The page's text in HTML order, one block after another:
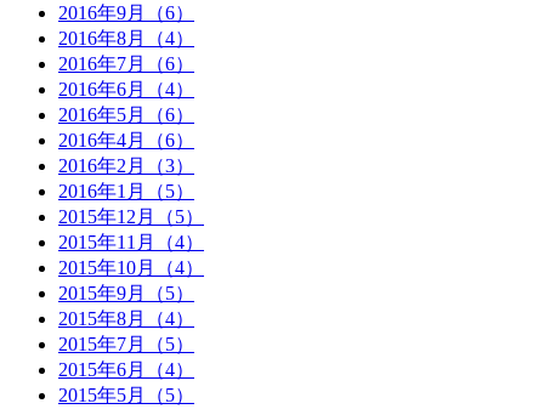
2016年9月（6）
2016年8月（4）
2016年7月（6）
2016年6月（4）
2016年5月（6）
2016年4月（6）
2016年2月（3）
2016年1月（5）
2015年12月（5）
2015年11月（4）
2015年10月（4）
2015年9月（5）
2015年8月（4）
2015年7月（5）
2015年6月（4）
2015年5月（5）